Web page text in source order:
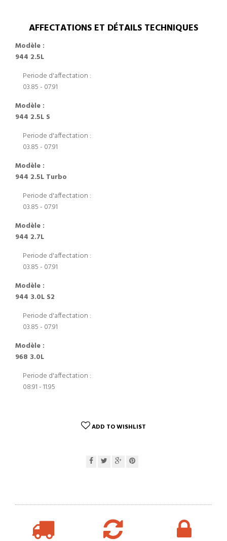
AFFECTATIONS ET DÉTAILS TECHNIQUES
Modèle :
944 2.5L
Periode d'affectation :
03.85 - 07.91
Modèle :
944 2.5L S
Periode d'affectation :
03.85 - 07.91
Modèle :
944 2.5L Turbo
Periode d'affectation :
03.85 - 07.91
Modèle :
944 2.7L
Periode d'affectation :
03.85 - 07.91
Modèle :
944 3.0L S2
Periode d'affectation :
03.85 - 07.91
Modèle :
968 3.0L
Periode d'affectation :
08.91 - 11.95
ADD TO WISHLIST